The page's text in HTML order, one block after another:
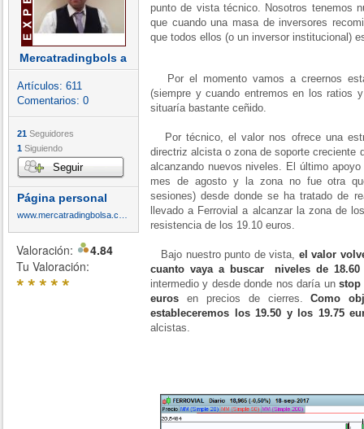
Mercatradingbols a
Artículos: 611
Comentarios: 0
21 Seguidores
1 Siguiendo
Seguir
Página personal
Valoración:
4.84
Tu Valoración:
*****
punto de vista técnico. Nosotros tenemos
que cuando una masa de inversores
que todos ellos (o un inversor institucional)
Por el momento vamos a creernos
(siempre y cuando entremos en los ratios
situaría bastante ceñido.
Por técnico, el valor nos ofrece una
directriz alcista o zona de soporte creciente
alcanzando nuevos niveles. El último
mes de agosto y la zona no fue otra
sesiones) desde donde se ha tratado de
llevado a Ferrovial a alcanzar la zona de
resistencia de los 19.10 euros.
Bajo nuestro punto de vista, el valor
cuanto vaya a buscar niveles de 18.60
intermedio y desde donde nos daría unstop
euros en precios de cierres.Como
estableceremos los 19.50 y los 19.75
alcistas.